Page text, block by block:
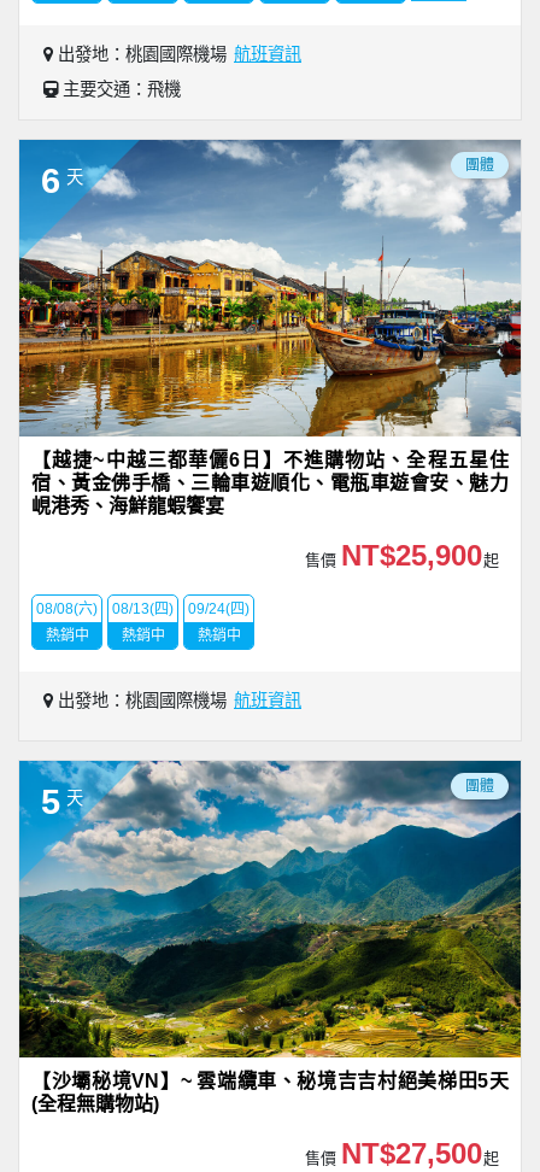
出發地：桃園國際機場 航班資訊
主要交通：飛機
6 天
團體
【越捷~中越三都華儷6日】不進購物站、全程五星住
宿、黃金佛手橋、三輪車遊順化、電瓶車遊會安、魅力
峴港秀、海鮮龍蝦饗宴
售價 NT$25,900起
08/08(六)
熱銷中
08/13(四)
熱銷中
09/24(四)
熱銷中
出發地：桃園國際機場 航班資訊
5 天
團體
【沙壩秘境VN】~ 雲端纜車、秘境吉吉村絕美梯田5天
(全程無購物站)
售價 NT$27,500起